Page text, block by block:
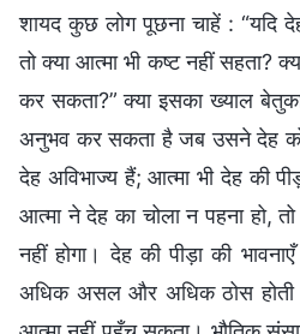
शायद कुछ लोग पूछना चाहें : “यदि
तो क्या आत्मा भी कष्ट नहीं सहता?
कर सकता?” क्या इसका ख्याल
अनुभव कर सकता है जब उसने देह
देह अविभाज्य हैं; आत्मा भी देह की
आत्मा ने देह का चोला न पहना हो,
नहीं होगा। देह की पीड़ा की
अधिक असल और अधिक ठोस